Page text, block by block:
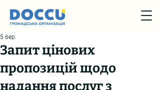
Запит цінових
пропозицій щодо
надання послуг з
5 бер.